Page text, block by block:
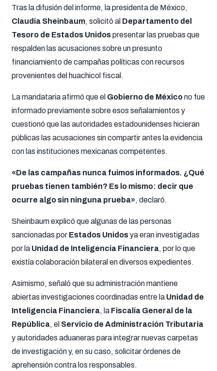
Tras la difusión del informe, la presidenta de México,
Claudia Sheinbaum, solicitó al Departamento del
Tesoro de Estados Unidospresentar las pruebas que
respalden las acusaciones sobre un presunto
financiamiento de campañas políticas con recursos
provenientes del huachicol fiscal.
La mandataria afirmó que el Gobierno de Méxicono fue
informado previamente sobre esos señalamientos y
cuestionó que las autoridades estadounidenses hicieran
públicas las acusaciones sin compartir antes la evidencia
con las instituciones mexicanas competentes.
«De las campañas nunca fuimos informados. ¿Qué
pruebas tienen también? Es lo mismo: decir que
ocurre algo sin ninguna prueba», declaró.
Sheinbaum explicó que algunas de las personas
sancionadas por Estados Unidosya eran investigadas
por la Unidad de Inteligencia Financiera, por lo que
existía colaboración bilateral en diversos expedientes.
Asimismo, señaló que su administración mantiene
abiertas investigaciones coordinadas entre la Unidad de
Inteligencia Financiera, la Fiscalía General de la
República, el Servicio de Administración Tributaria
y autoridades aduaneras para integrar nuevas carpetas
de investigación y, en su caso, solicitar órdenes de
aprehensión contra los responsables.